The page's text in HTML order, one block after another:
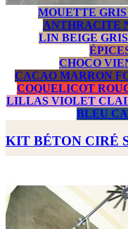
MOUETTE
ANTHRACITE
LIN BEIGE
CHOCO
CACAO MARRON
COQUELICOT
LILLAS VIOLET
BLEU
KIT BÉTON CIRÉ